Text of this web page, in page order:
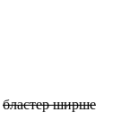
бластер ширше